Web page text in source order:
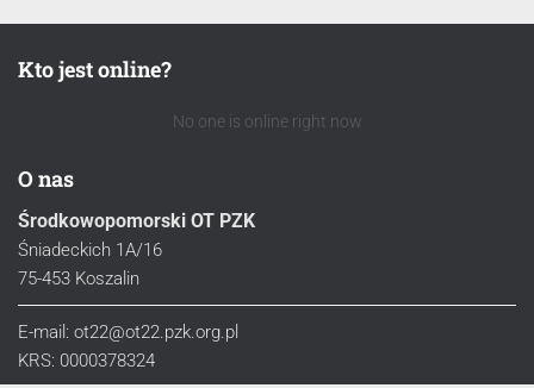
Kto jest online?
No one is online right now
O nas
Środkowopomorski OT PZK
Śniadeckich 1A/16
75-453 Koszalin
E-mail: ot22@ot22.pzk.org.pl
KRS: 0000378324